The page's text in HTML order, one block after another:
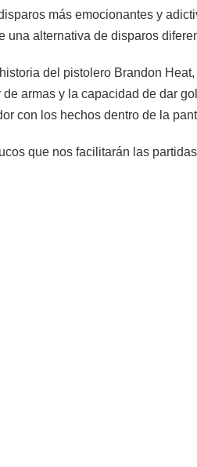
más emocionantes y
una alternativa de disparos
del pistolero Brandon
armas y la capacidad de dar
con los hechos dentro de la
que nos facilitarán las